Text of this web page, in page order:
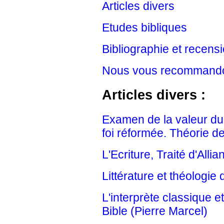
Articles divers
Etudes bibliques
Bibliographie et
Nous vous
Articles divers :
Examen de la valeur
foi réformée. Théorie
L'Ecriture, Traité
Littérature et théologie
L'interprète classique
Bible (Pierre Marcel)